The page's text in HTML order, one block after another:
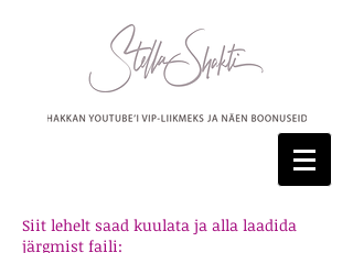
Siit lehelt saad kuulata ja alla laadida
järgmist faili: